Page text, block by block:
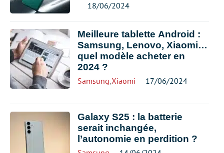
18/06/2024
Meilleure tablette Android :
Samsung, Lenovo, Xiaomi…
quel modèle acheter en
2024 ?
Samsung,Xiaomi 17/06/2024
Galaxy S25 : la batterie
serait inchangée,
l’autonomie en perdition ?